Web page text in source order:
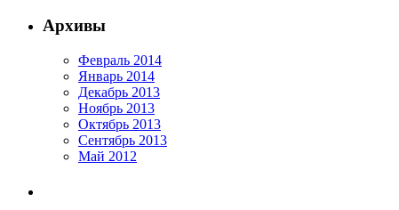
Архивы
Февраль 2014
Январь 2014
Декабрь 2013
Ноябрь 2013
Октябрь 2013
Сентябрь 2013
Май 2012